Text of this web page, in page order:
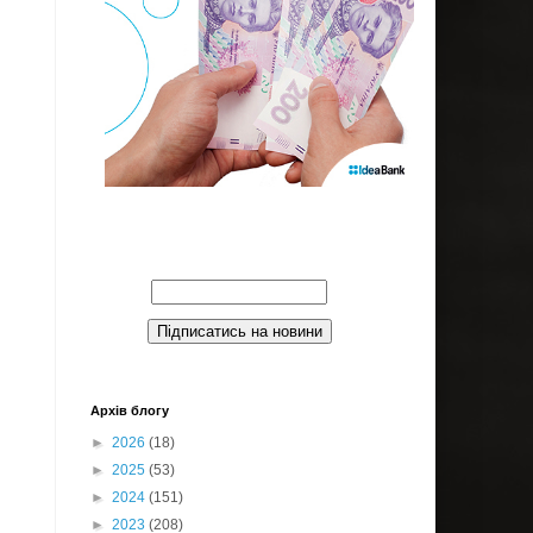
Архів блогу
► 2026 (18)
► 2025 (53)
► 2024 (151)
► 2023 (208)